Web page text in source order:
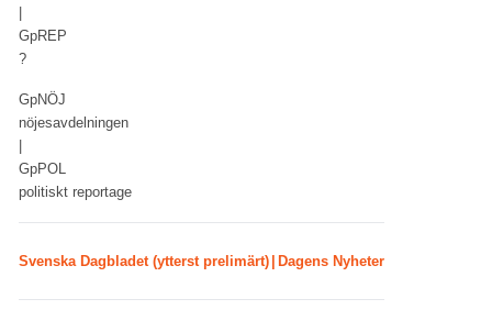
GpREP
?
GpNÖJ
nöjesavdelningen
GpPOL
politiskt reportage
Svenska Dagbladet (ytterst prelimärt) Dagens Nyheter